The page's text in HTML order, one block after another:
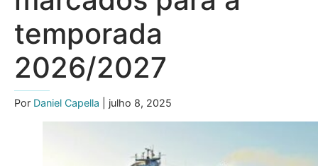
temporada
2026/2027
Por Daniel Capella | julho 8, 2025